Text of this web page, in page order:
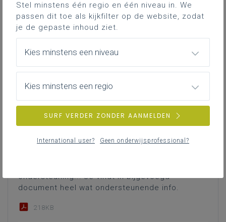
Hulp bij kleurenherkenning om veilig te
werken
Een beroep in de elektro-sector uitvoeren is bij
kleurenherkenning mogelijk is.
Kleurenherkenning is essentieel om veilig en
installaties. Zo zullen er maatregelen vanuit de
herkennen van kleuren. Denk hierbij aan
ondersteuning... Je vindt in bijgevoegd
document heel wat ondersteunende info.
218KB
Stel minstens één regio en één niveau in. We
passen dit toe als kijkfilter op de website, zodat
je de gepaste inhoud ziet.
Kies minstens een niveau
Kies minstens een regio
SURF VERDER ZONDER AANMELDEN
International user? Geen onderwijsprofessional?